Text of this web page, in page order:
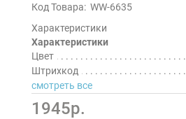
Код Товара: WW-6635
Характеристики
Характеристики
Цвет
Штрихкод
смотреть все
1945р.